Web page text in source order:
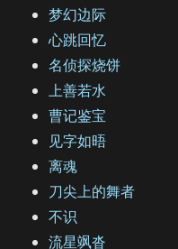
梦幻边际
心跳回忆
名侦探烧饼
上善若水
曹记鉴宝
见字如晤
离魂
刀尖上的舞者
不识
流星飒沓